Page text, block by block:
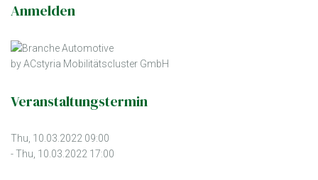
Anmelden
by ACstyria Mobilitätscluster GmbH
Veranstaltungstermin
Thu, 10.03.2022 09:00
- Thu, 10.03.2022 17:00